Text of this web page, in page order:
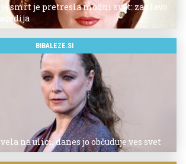
smrt je pretresla modni svet: za slavo
BIBALEZE.SI
na ulici, danes jo občuduje ves svet